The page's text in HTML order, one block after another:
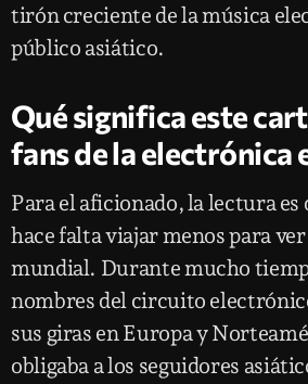
tirón creciente de la música
público asiático.
Qué significa este
fans de la electrónica
Para el aficionado, la lectura es
hace falta viajar menos para
mundial. Durante mucho
nombres del circuito
sus giras en Europa y
obligaba a los seguidores